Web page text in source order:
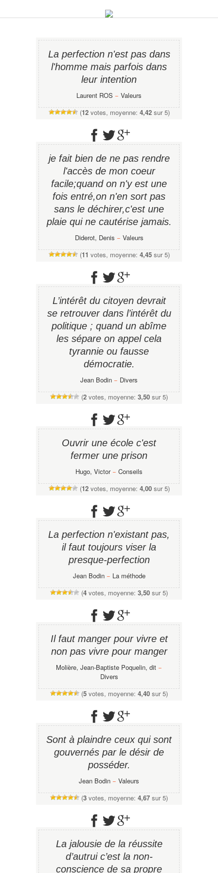
La perfection n'est pas dans
l'homme mais parfois dans
leur intention
Laurent ROS − Valeurs
(12votes, moyenne: 4,42sur 5)
je fait bien de ne pas rendre
l'accès de mon coeur
facile;quand on n'y est une
fois entré,on n'en sort pas
sans le déchirer,c'est une
plaie qui ne cautérise jamais.
Diderot, Denis − Valeurs
(11 votes, moyenne: 4,45sur 5)
L’intérêt du citoyen devrait
se retrouver dans l’intérêt du
politique ; quand un abîme
les sépare on appel cela
tyrannie ou fausse
démocratie.
Jean Bodin − Divers
(2 votes, moyenne: 3,50 sur 5)
Ouvrir une école c'est
fermer une prison
Hugo, Victor− Conseils
(12votes, moyenne: 4,00sur 5)
La perfection n'existant pas,
il faut toujours viser la
presque-perfection
Jean Bodin− La méthode
(4 votes, moyenne: 3,50 sur 5)
Il faut manger pour vivre et
non pas vivre pour manger
Molière, Jean-Baptiste Poquelin, dit −
Divers
(5 votes, moyenne: 4,40 sur 5)
Sont à plaindre ceux qui sont
gouvernés par le désir de
posséder.
Jean Bodin − Valeurs
(3 votes, moyenne: 4,67 sur 5)
La jalousie de la réussite
d’autrui c’est la non-
conscience de sa propre